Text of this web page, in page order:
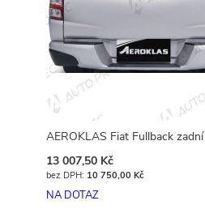
AEROKLAS Fiat Fullback
13 007,50 Kč
10 750,00 Kč
NA DOTAZ